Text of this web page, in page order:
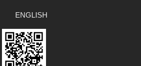
ENGLISH